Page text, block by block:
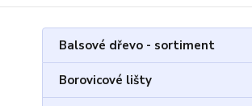
Balsové dřevo - sortiment
Borovicové lišty